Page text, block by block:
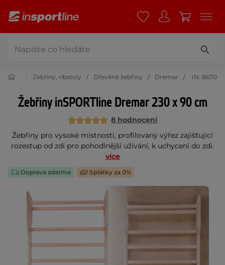
Žebřiny, ribstoly Dřevěné žebřiny Dremar IN: 8670
Žebřiny inSPORTline Dremar 230 x 90 cm
8 hodnocení
Žebřiny pro vysoké místnosti, profilovaný výřez zajišťující
rozestup od zdi pro pohodlnější užívání, k uchycení do zdi.
více
Doprava zdarma Splátky za 0%